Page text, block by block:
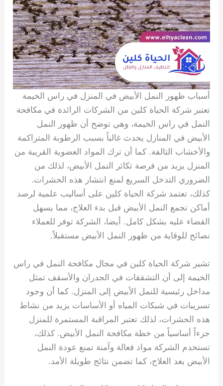
أسباب ظهور النمل الأبيض في المنزل في راس الخيمة
تعتبر شركة الحياة كلين من الشركات الرائدة في مكافحة
النمل في راس الخيمة، وهي توضح أن ظهور النمل
الأبيض في المنازل يحدث غالباً بسبب الرطوبة المتراكمة
والأخشاب التالفة. كما أن ترك المواد العضوية القريبة من
المنزل يزيد من فرصة تكاثر النمل الأبيض، لذلك من
الضروري التدخل السريع لمنع انتشار هذه الحشرات.
كذلك، تعتمد شركة الحياة كلين على أساليب علمية لرصد
أماكن تجمع النمل الأبيض قبل بدء العلاج، مما يسهل
القضاء عليه بشكل كامل. أيضا، الشركة توفر للعملاء
نصائح للوقاية من ظهور النمل الأبيض مستقبلاً.
تشير شركة الحياة كلين في مجال مكافحة النمل في راس
الخيمة إلى أن التشققات في الجدران والأسقف تمثل
مداخل رئيسية للنمل الأبيض إلى المنزل. كما أن وجود
تسريبات في شبكات المياه أو الأساسات يزيد من نشاط
هذه الحشرات، لذلك تعتبر المراقبة المستمرة للمنزل
جزءاً أساسياً من خطة مكافحة النمل الأبيض. كذلك،
تستخدم الشركة مواد فعالة وآمنة تمنع عودة النمل
الأبيض بعد العلاج، كما تضمن نتائج طويلة الأمد.